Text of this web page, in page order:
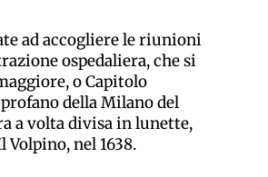
ad accogliere le riunioni
ospedaliera, che si
o Capitolo
della Milano del
a volta divisa in lunette,
nel 1638.